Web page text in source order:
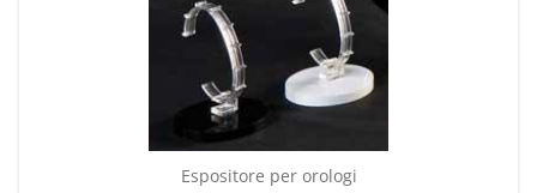
Espositore per orologi